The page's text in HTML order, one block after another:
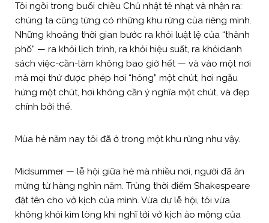
Tôi ngồi trong buổi chiều Chủ nhật tẻ nhạt và nhận ra:
chúng ta cũng từng có những khu rừng của riêng mình.
Những khoảng thời gian bước ra khỏi luật lệ của “thành
phố” — ra khỏi lịch trình, ra khỏi hiệu suất, ra khỏidanh
sách việc-cần-làm không bao giờ hết — và vào một nơi
mà mọi thứ được phép hơi “hỏng” một chút, hơi ngẫu
hứng một chút, hơi không cần ý nghĩa một chút, và đẹp
chính bởi thế.
Mùa hè năm nay tôi đã ở trong một khu rừng như vậy.
Midsummer — lễ hội giữa hè mà nhiều nơi, người đã ăn
mừng từ hàng nghìn năm. Trùng thời điểm Shakespeare
đặt tên cho vở kịch của mình. Vừa dự lễ hội, tôi vừa
không khỏi kìm lòng khi nghĩ tới vở kịch ảo mộng của